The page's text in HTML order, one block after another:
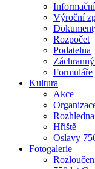
Výroční
Rozpočet
Podatelna
Formuláře
Kultura
Akce
Rozhledna
Hřiště
Oslavy
Fotogalerie